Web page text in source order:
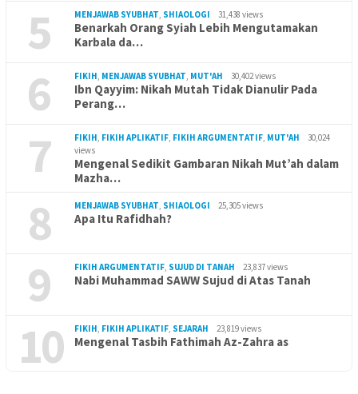
5 MENJAWAB SYUBHAT SHIAOLOGI 31,438 views
Benarkah Orang Syiah Lebih Mengutamakan
Karbala da…
6 FIKIH MENJAWAB SYUBHAT MUT'AH 30,402 views
Ibn Qayyim: Nikah Mutah Tidak Dianulir Pada
Perang…
7 FIKIH FIKIH APLIKATIF FIKIH ARGUMENTATIF MUT'AH
30,024
views
Mengenal Sedikit Gambaran Nikah Mut’ah dalam
Mazha…
8 MENJAWAB SYUBHAT SHIAOLOGI 25,305 views
Apa Itu Rafidhah?
9 FIKIH ARGUMENTATIF SUJUD DI TANAH 23,837 views
Nabi Muhammad SAWW Sujud di Atas Tanah
10 FIKIH FIKIH APLIKATIF SEJARAH 23,819 views
Mengenal Tasbih Fathimah Az-Zahra as